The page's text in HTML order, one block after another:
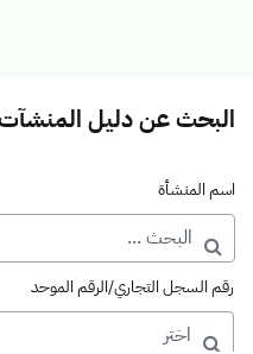
البحث عن دليل
اسم المنشأة
رقم السجل التجاري/الرقم الموحد